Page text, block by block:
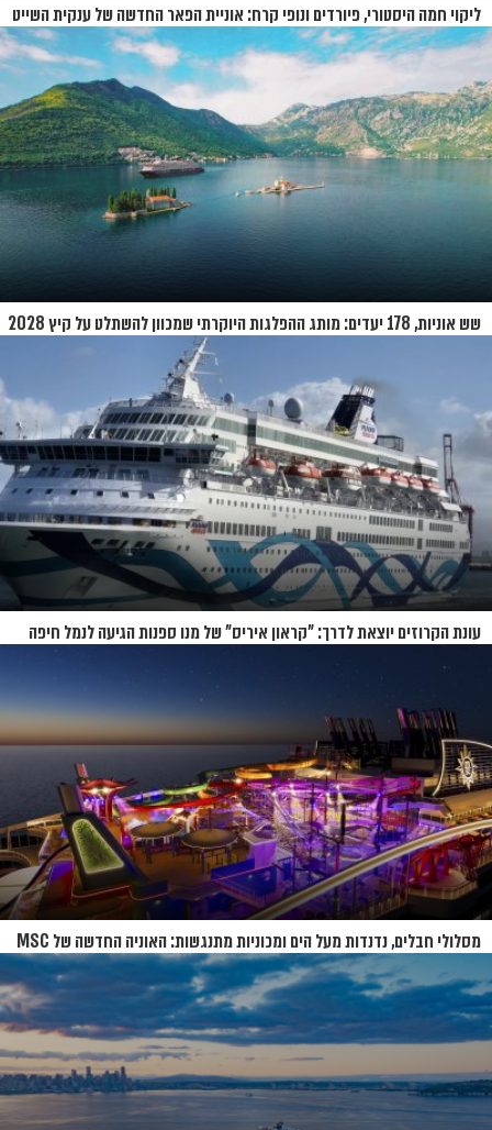
ליקוי חמה היסטורי, פיורדים ונופי קרח: אוניית הפאר החדשה של ענקית השייט
תושק בקיץ 2026
שש אוניות, 178 יעדים: מותג ההפלגות היוקרתי שמכוון להשתלט על קיץ 2028
עונת הקרוזים יוצאת לדרך: "קראון איריס" של מנו ספנות הגיעה לנמל חיפה
מסלולי חבלים, נדנדות מעל הים ומכוניות מתנגשות: האוניה החדשה של MSC
נחשפת